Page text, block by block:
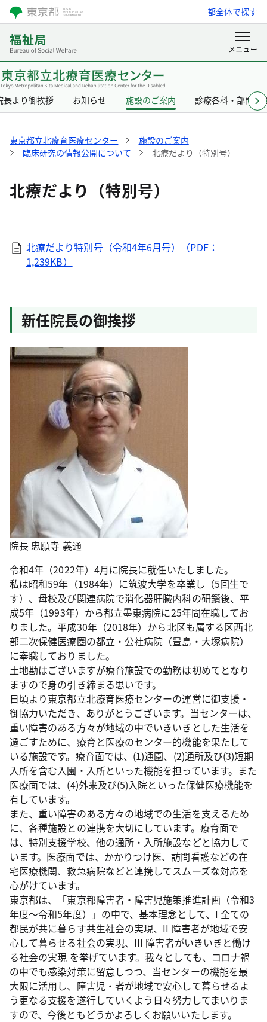
都全体で探す
長より御挨拶 お知らせ 施設のご案内 診療各科・部門の
東京都立北療育医療センター
施設のご案内
臨床研究の情報公開について
北療だより（特別号）
北療だより（特別号）
北療だより特別号（令和4年6月号）（PDF：
1,239KB）
新任院長の御挨拶
院長 忠願寺 義通
令和4年（2022年）4月に院長に就任いたしました。
私は昭和59年（1984年）に筑波大学を卒業し（5回生で
す）、母校及び関連病院で消化器肝臓内科の研鑽後、平
成5年（1993年）から都立墨東病院に25年間在職してお
りました。平成30年（2018年）から北区も属する区西北
部二次保健医療圏の都立・公社病院（豊島・大塚病院）
に奉職しておりました。
土地勘はございますが療育施設での勤務は初めてとなり
ますので身の引き締まる思いです。
日頃より東京都立北療育医療センターの運営に御支援・
御協力いただき、ありがとうございます。当センターは、
重い障害のある方々が地域の中でいきいきとした生活を
過ごすために、療育と医療のセンター的機能を果たして
いる施設です。療育面では、(1)通園、(2)通所及び(3)短期
入所を含む入園・入所といった機能を担っています。また
医療面では、(4)外来及び(5)入院といった保健医療機能を
有しています。
また、重い障害のある方々の地域での生活を支えるため
に、各種施設との連携を大切にしています。療育面で
は、特別支援学校、他の通所・入所施設などと協力して
います。医療面では、かかりつけ医、訪問看護などの在
宅医療機関、救急病院などと連携してスムーズな対応を
心がけています。
東京都は、「東京都障害者・障害児施策推進計画（令和3
年度～令和5年度）」の中で、基本理念として、I 全ての
都民が共に暮らす共生社会の実現、II 障害者が地域で安
心して暮らせる社会の実現、III 障害者がいきいきと働け
る社会の実現 を挙げています。我々としても、コロナ禍
の中でも感染対策に留意しつつ、当センターの機能を最
大限に活用し、障害児・者が地域で安心して暮らせるよ
う更なる支援を遂行していくよう日々努力してまいりま
すので、今後ともどうかよろしくお願いいたします。